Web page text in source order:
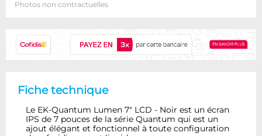
Photos non contractuelles
Fiche technique
Le EK-Quantum Lumen 7" LCD - Noir est un écran
IPS de 7 pouces de la série Quantum qui est un
ajout élégant et fonctionnel à toute configuration